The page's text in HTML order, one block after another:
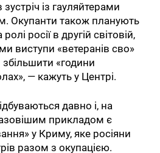
із гауляйтерами
Окупанти також планують
росії в другій світовій,
виступи «ветеранів сво»
«години
— кажуть у Центрі.
давно і, на
прикладом є
у Криму, яке росіяни
разом з окупацією.